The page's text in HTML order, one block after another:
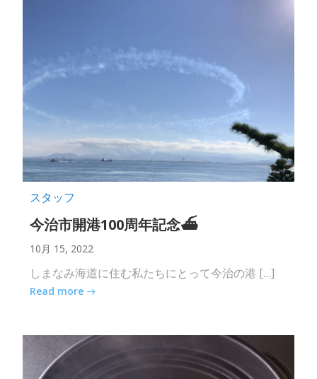
スタッフ
今治市開港100周年記念⛴
10月 15, 2022
しまなみ海道に住む私たちにとって今治の港 […]
Read more